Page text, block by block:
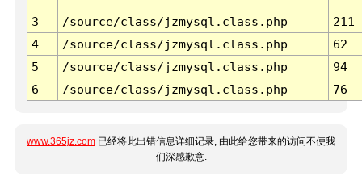
3 /source/class/jzmysql.class.php
211
4
/source/class/jzmysql.class.php
62
5
/source/class/jzmysql.class.php
94
6
/source/class/jzmysql.class.php 76
www.365jz.com 已经将此出错信息详细记录, 由此给您带来的访问不便我
们深感歉意.